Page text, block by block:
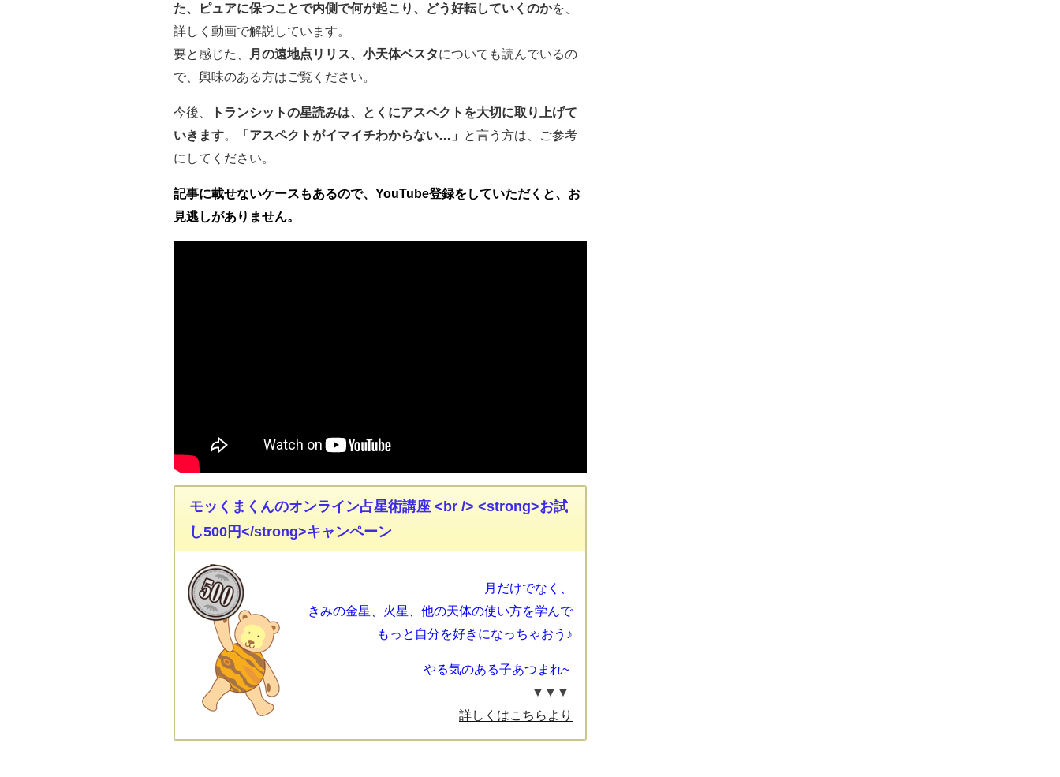
た、ピュアに保つことで内側で何が起こり、どう好転していくのかを、
詳しく動画で解説しています。
要と感じた、
月の遠地点リリス、小天体ベスタについても読んでいるの
で、興味のある方はご覧ください。
今後、
トランシットの星読みは、とくにアスペクトを大切に取り上げて
いきます。 「アスペクトがイマイチわからない…」
と言う方は、ご参考
にしてください。
記事に載せないケースもあるので、YouTube登録をしていただくと、お
見逃しがありません。
モッくまくんのオンライン占星術講座 <br /> <strong>お試
し500円</strong>キャンペーン
月だけでなく、
きみの金星、火星、他の天体の使い方を学んで
もっと自分を好きになっちゃおう♪
やる気のある子あつまれ~
▼▼▼
詳しくはこちらより